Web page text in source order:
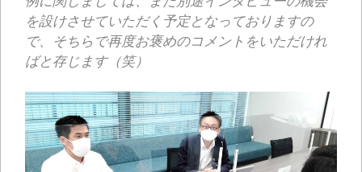
を設けさせていただく予定となっておりますの
で、そちらで再度お褒めのコメントをいただけれ
ばと存じます（笑）